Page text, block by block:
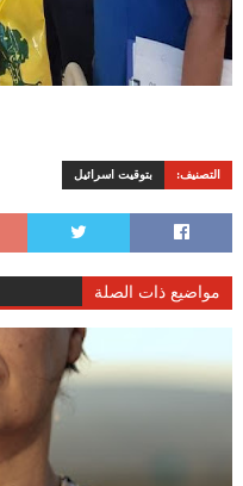
التصنيف: بتوقيت اسرائيل
مواضيع ذات الصلة